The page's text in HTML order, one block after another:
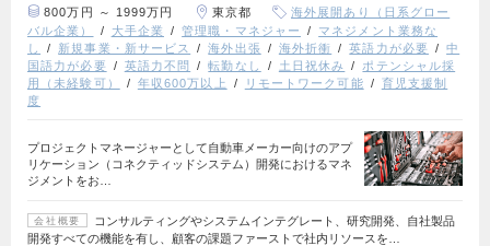
800万円 ～ 1999万円 東京都
海外展開あり（日系グロー
バル企業）
大手企業 管理職・マネジャー
マネジメント業務な
し
新規事業・新サービス 海外出張 海外折衝 英語力が必要
中
国語力が必要
英語力不問 転勤なし 土日祝休み
ポテンシャル採
用（未経験可）
年収600万以上 リモートワーク可能
育児支援制
度
プロジェクトマネージャーとして自動車メーカー向けのアプ
リケーション（コネクティッドシステム）開発におけるマネ
ジメントをお…
会社概要
コンサルティングやシステムインテグレート、研究開発、自社製品
開発すべての機能を有し、顧客の課題ファーストで社内リソースを…